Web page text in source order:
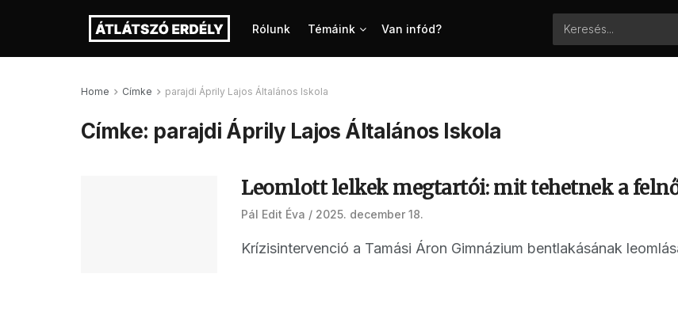
Rólunk Témáink Van infód?
Home Címke parajdi Áprily Lajos Általános Iskola
Címke: parajdi Áprily Lajos Általános Iskola
Leomlott lelkek megtartói: mit tehetnek a
Pál Edit Éva 2025. december 18.
Krízisintervenció a Tamási Áron Gimnázium bentlakásának